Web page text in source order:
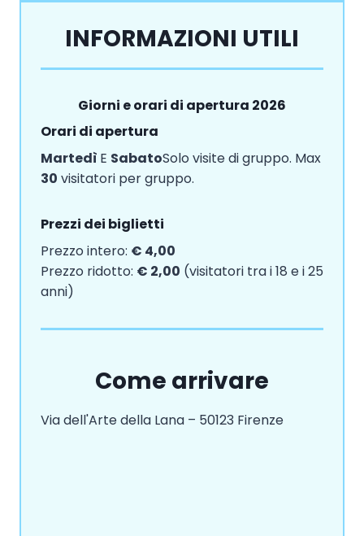
INFORMAZIONI UTILI
Giorni e orari di apertura 2026
Orari di apertura
Martedì E SabatoSolo visite di gruppo. Max
30 visitatori per gruppo.
Prezzi dei biglietti
Prezzo intero: € 4,00
Prezzo ridotto: € 2,00 (visitatori tra i 18 e i 25
anni)
Come arrivare
Via dell'Arte della Lana – 50123 Firenze